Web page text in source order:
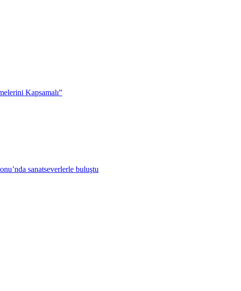
Kapsamalı”
sanatseverlerle buluştu